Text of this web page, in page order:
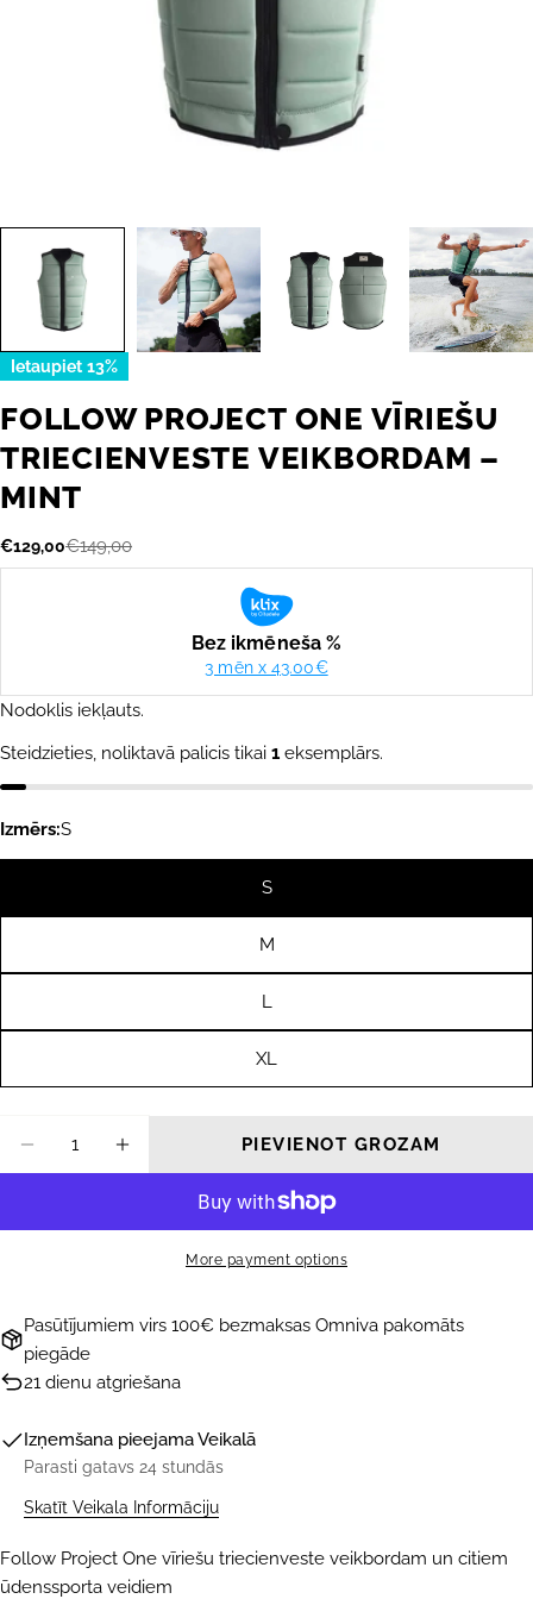
Ietaupiet 13%
FOLLOW PROJECT ONE VĪRIEŠU
TRIECIENVESTE VEIKBORDAM –
MINT
Akcijas
cena
€129,00
Parastā
cena
€149,00
Nodoklis iekļauts.
Steidzieties, noliktavā palicis tikai 1 eksemplārs.
Izmērs:S
S
M
L
XL
PIEVIENOT GROZAM
More payment options
Pasūtījumiem virs 100€ bezmaksas Omniva pakomāts
piegāde
21 dienu atgriešana
Izņemšana pieejamaVeikalā
Parasti gatavs 24 stundās
Skatīt Veikala Informāciju
Follow Project One vīriešu triecienveste veikbordam un citiem
ūdenssporta veidiem